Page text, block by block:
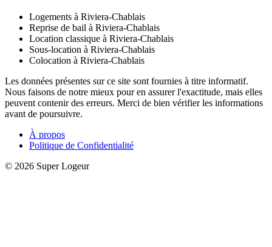
Logements à Riviera-Chablais
Reprise de bail à Riviera-Chablais
Location classique à Riviera-Chablais
Sous-location à Riviera-Chablais
Colocation à Riviera-Chablais
Les données présentes sur ce site sont fournies à titre informatif.
Nous faisons de notre mieux pour en assurer l'exactitude, mais elles
peuvent contenir des erreurs. Merci de bien vérifier les informations
avant de poursuivre.
À propos
Politique de Confidentialité
© 2026 Super Logeur